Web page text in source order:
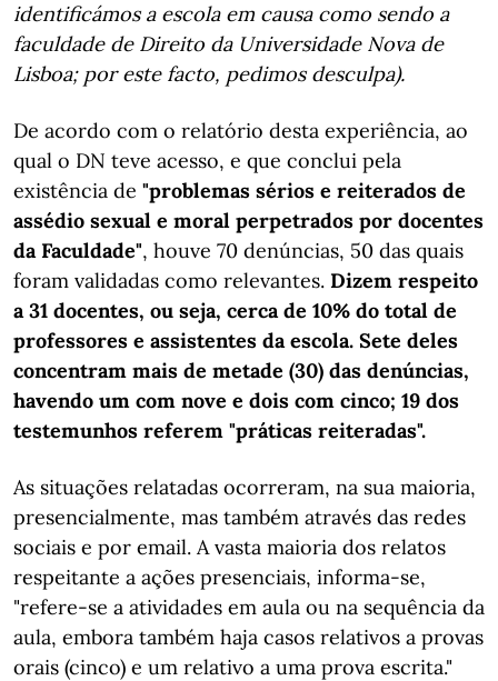
identificámos a escola em causa como sendo a
faculdade de Direito da Universidade Nova de
Lisboa; por este facto, pedimos desculpa).
De acordo com o relatório desta experiência, ao
qual o DN teve acesso, e que conclui pela
existência de "problemas sérios e reiterados de
assédio sexual e moral perpetrados por docentes
da Faculdade", houve 70 denúncias, 50 das quais
foram validadas como relevantes. Dizem respeito
a 31 docentes, ou seja, cerca de 10% do total de
professores e assistentes da escola. Sete deles
concentram mais de metade (30) das denúncias,
havendo um com nove e dois com cinco; 19 dos
testemunhos referem "práticas reiteradas".
As situações relatadas ocorreram, na sua maioria,
presencialmente, mas também através das redes
sociais e por email. A vasta maioria dos relatos
respeitante a ações presenciais, informa-se,
"refere-se a atividades em aula ou na sequência da
aula, embora também haja casos relativos a provas
orais (cinco) e um relativo a uma prova escrita."